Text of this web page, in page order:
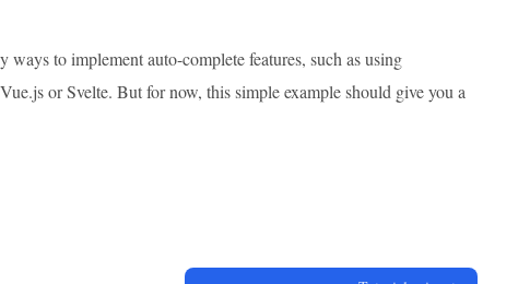
to implement auto-complete features, such as using
or Svelte. But for now, this simple example should give you a